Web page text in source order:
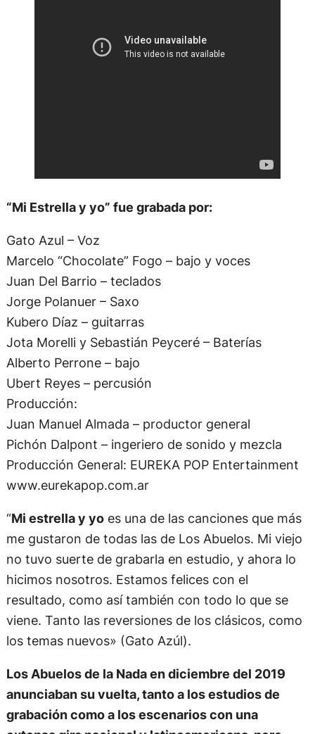
“Mi Estrella y yo” fue grabada por:
Gato Azul – Voz
Marcelo “Chocolate” Fogo – bajo y voces
Juan Del Barrio – teclados
Jorge Polanuer – Saxo
Kubero Díaz – guitarras
Jota Morelli y Sebastián Peyceré – Baterías
Alberto Perrone – bajo
Ubert Reyes – percusión
Producción:
Juan Manuel Almada – productor general
Pichón Dalpont – ingeriero de sonido y mezcla
Producción General: EUREKA POP Entertainment
www.eurekapop.com.ar
“Mi estrella y yoes una de las canciones que más
me gustaron de todas las de Los Abuelos. Mi viejo
no tuvo suerte de grabarla en estudio, y ahora lo
hicimos nosotros. Estamos felices con el
resultado, como así también con todo lo que se
viene. Tanto las reversiones de los clásicos, como
los temas nuevos» (Gato Azúl).
Los Abuelos de la Nada en diciembre del 2019
anunciaban su vuelta, tanto a los estudios de
grabación como a los escenarios con una